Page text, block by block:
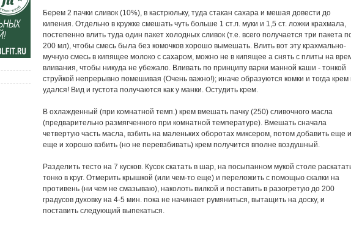
Берем 2 пачки сливок (10%), в кастрюльку, туда стакан сахара и мешая довести до
кипения. Отдельно в кружке смешать чуть больше 1 ст.л. муки и 1,5 ст. ложки крахмала,
постепенно влить туда один пакет холодных сливок (т.е. всего получается три пакета
200 мл), чтобы смесь была без комочков хорошо вымешать. Влить вот эту крахмально-
мучную смесь в кипящее молоко с сахаром, можно не в кипящее а снять с плиты на
вливания, чтобы никуда не убежало. Вливать по принципу варки манной каши - тонкой
струйкой непрерывно помешивая (Очень важно!); иначе образуются комки и тогда крем
удался! Вид и густота получаются как у манки. Остудить крем.
В охлажденный (при комнатной темп.) крем вмешать пачку (250) сливочного масла
(предварительно размягченного при комнатной температуре). Вмешать сначала
четвертую часть масла, взбить на маленьких оборотах миксером, потом добавить еще и
еще и хорошо взбить (но не перевзбивать) крем получится вполне воздушный.
Разделить тесто на 7 кусков. Кусок скатать в шар, на посыпанном мукой столе
тонко в круг. Отмерить крышкой (или чем-то еще) и переложить с помощью скалки на
противень (ни чем не смазываю), наколоть вилкой и поставить в разогретую до 200
градусов духовку на 4-5 мин. пока не начинает румяниться, вытащить на доску, и
поставить следующий выпекаться.